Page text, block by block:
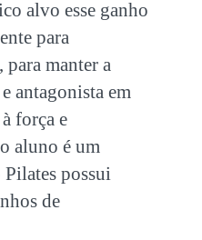
alvo esse ganho
para
para manter a
antagonista em
força e
aluno é um
possui
de